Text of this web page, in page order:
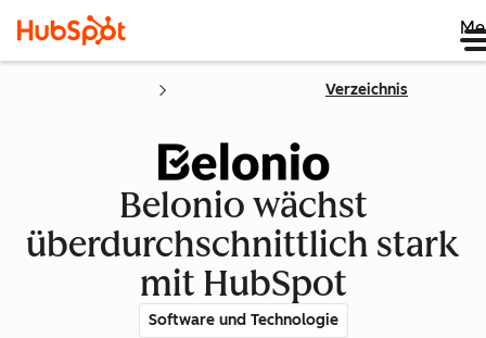
Verzeichnis
Belonio wächst
überdurchschnittlich stark
mit HubSpot
Software und Technologie